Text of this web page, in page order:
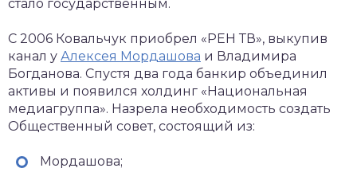
стало государственным.
С 2006 Ковальчук приобрел «РЕН ТВ», выкупив
канал у Алексея Мордашова и Владимира
Богданова. Спустя два года банкир объединил
активы и появился холдинг «Национальная
медиагруппа». Назрела необходимость создать
Общественный совет, состоящий из:
Мордашова;